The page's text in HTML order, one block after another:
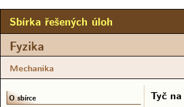
Sbírka řešených úloh
Fyzika
Mechanika
Tyč
O sbírce